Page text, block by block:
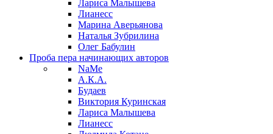
Лариса Малышева
Лианесс
Марина Аверьянова
Наталья Зубрилина
Олег Бабулин
Проба пера начинающих авторов
NaMe
А.К.А.
Будаев
Виктория Куринская
Лариса Малышева
Лианесс